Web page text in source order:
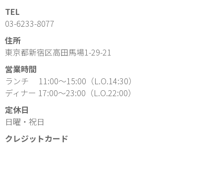
TEL
03-6233-8077
住所
東京都新宿区高田馬場1-29-21
営業時間
ランチ 11:00～15:00（L.O.14:30）
ディナー 17:00～23:00（L.O.22:00）
定休日
日曜・祝日
クレジットカード